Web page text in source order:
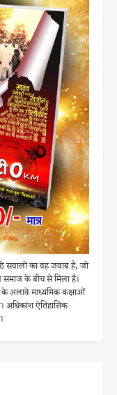
सवालों का वह जवाब है, जो
के बीच से मिला है।
के अलावे माध्यमिक कक्षाओं
अधिकांश ऐतिहासिक